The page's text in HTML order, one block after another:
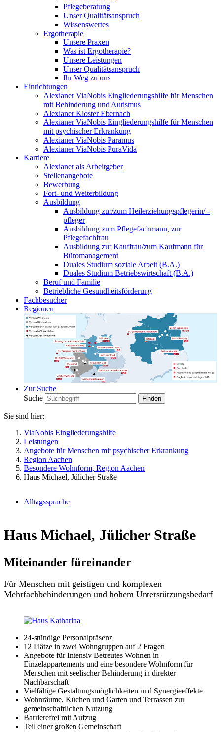
Pflegeberatung
Unser Qualitätsanspruch
Wissenswertes
Ergotherapie
Unsere Praxen
Was ist Ergotherapie?
Unsere Leistungen
Unser Qualitätsanspruch
Ihr Weg zu uns
Einrichtungen
Alexianer ViaNobis Eingliederungshilfe für Menschen
mit Behinderung und Autismus
Alexianer Kloster Ebernach
Alexianer ViaNobis Eingliederungshilfe für Menschen
mit psychischer Erkrankung
Alexianer ViaNobis Paramus
Alexianer ViaNobis PuraVida
Karriere
Alexianer als Arbeitgeber
Stellenangebote
Bewerbung
Fort- und Weiterbildung
Ausbildung
Ausbildung zur/zum Heilerziehungspflegerin/ -
pfleger
Ausbildung zum Pflegefachmann, zur
Pflegefachfrau
Ausbildung zur Kauffrau/zum Kaufmann für
Büromanagement
Duales Studium soziale Arbeit (B.A.)
Duales Studium Betriebswirtschaft (B.A.)
Beruf und Familie
Betriebliche Gesundheitsförderung
Fachbesucher
Regionen
Zur Suche
Suche
Sie sind hier:
ViaNobis Eingliederungshilfe
Leistungen
Angebote für Menschen mit psychischer Erkrankung
Region Aachen
Besondere Wohnform, Region Aachen
Haus Michael, Jülicher Straße
Alltagssprache
Haus Michael, Jülicher Straße
Miteinander füreinander
Für Menschen mit geistigen und komplexen
Mehrfachbehinderungen und hohem Unterstützungsbedarf
24-stündige Personalpräsenz
12 Plätze in zwei Wohngruppen auf 2 Etagen
Angebote für Intensiv Betreutes Wohnen in
Einzelappartements und eine besondere Wohnform für
Menschen mit seelischer Behinderung in direkter
Nachbarschaft
Vielfältige Gestaltungsmöglichkeiten und Synergieeffekte
Wohnräume, Küchen und Garten und Terrassen zur
gemeinschaftlichen Nutzung
Barrierefrei mit Aufzug
Teil einer großen Gemeinschaft